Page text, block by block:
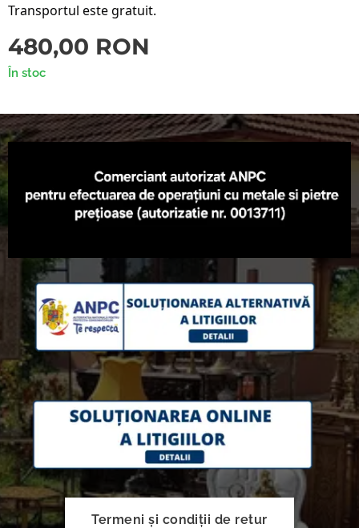
Transportul este gratuit.
480,00 RON
În stoc
Termeni și condiții de retur